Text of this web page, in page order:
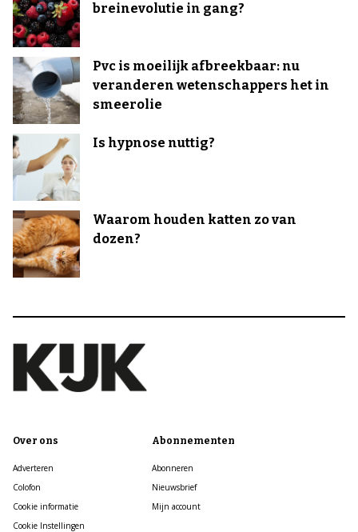
breinevolutie in gang?
Pvc is moeilijk afbreekbaar: nu
veranderen wetenschappers het in
smeerolie
Is hypnose nuttig?
Waarom houden katten zo van
dozen?
Over ons
Adverteren
Colofon
Cookie informatie
Cookie Instellingen
Abonnementen
Abonneren
Nieuwsbrief
Mijn account